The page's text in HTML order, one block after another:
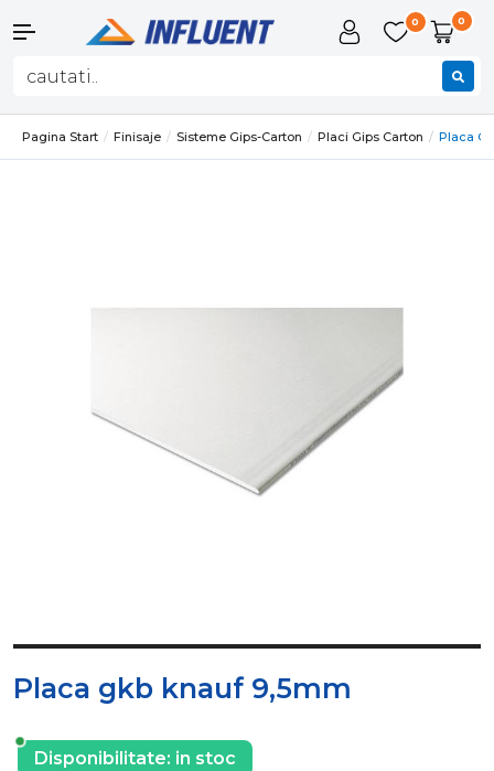
0 0
Pagina Start Finisaje Sisteme Gips-Carton Placi Gips Carton Placa
Placa gkb knauf 9,5mm
Disponibilitate: in stoc